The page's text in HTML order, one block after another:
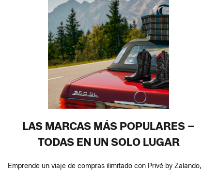
LAS MARCAS MÁS POPULARES –
TODAS EN UN SOLO LUGAR
Emprende un viaje de compras ilimitado con Privé by Zalando,